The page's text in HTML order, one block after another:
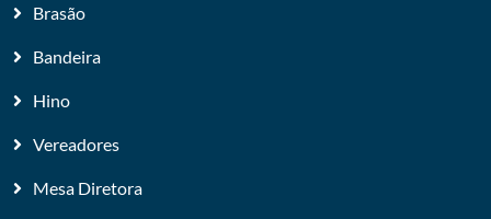
Brasão
Bandeira
Hino
Vereadores
Mesa Diretora